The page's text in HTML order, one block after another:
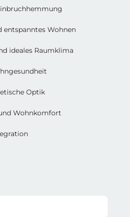
entspanntes Wohnen
ideales Raumklima
Optik
Wohnkomfort